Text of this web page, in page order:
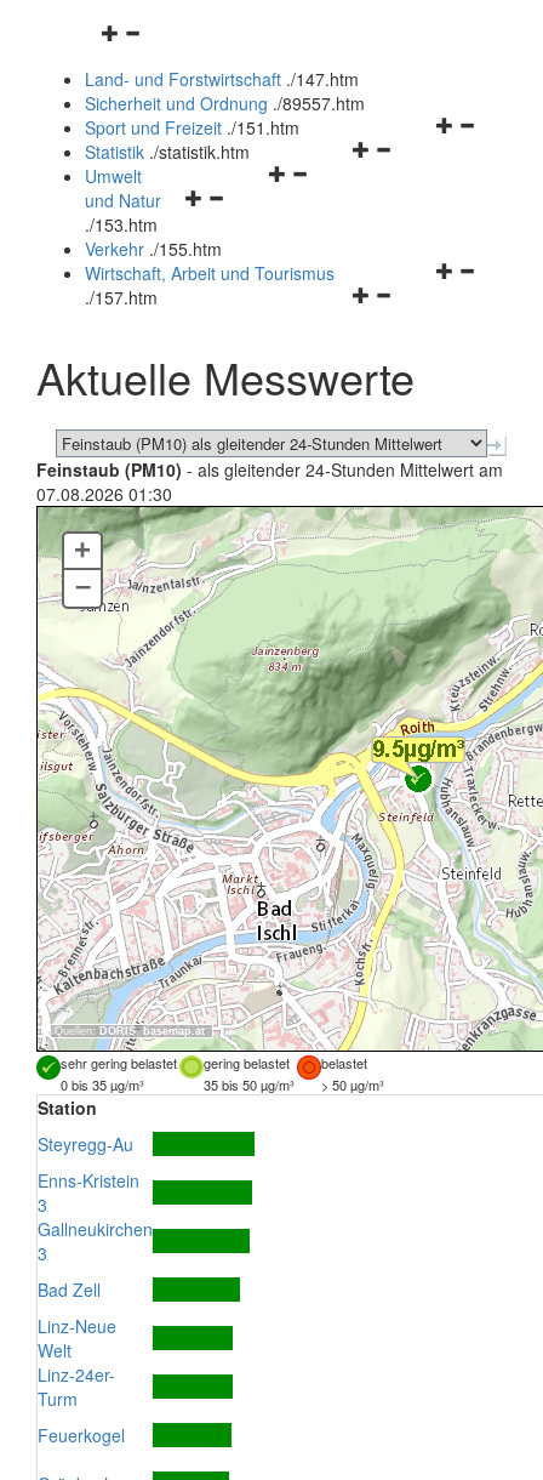
Navigationsmenü
und
schließen
Land- und Forstwirtschaft ./147.htm
Sicherheit und Ordnung ./89557.htm
Navigationsmenü
Sport und Freizeit ./151.htm
Navigationsmenü
Statistik ./statistik.htm
Navigationsmenü
und
schließen
Umwelt
und Natur
./153.htm
Verkehr ./155.htm
Navigationsmenü
schließen
Wirtschaft, Arbeit und Tourismus
./157.htm
Aktuelle Messwerte
Feinstaub (PM10) - als gleitender 24-Stunden Mittelwert am
07.08.2026 01:30
Quellen: DORIS, basemap.at
+
–
sehr gering belastet gering belastet
belastet
0 bis 35 µg/m³
35 bis 50 µg/m³ > 50 µg/m³
Station
Steyregg-Au
Enns-Kristein
3
Gallneukirchen
3
Bad Zell
Linz-Neue
Welt
Linz-24er-
Turm
Feuerkogel